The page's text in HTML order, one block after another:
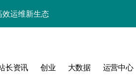
运维新生态
长资讯 创业 大数据 运营中心